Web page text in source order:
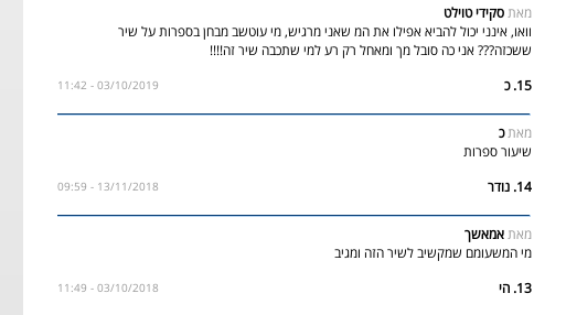
מאתסקידי טוילט
וואו, אינני יכול להביא אפילו את המ שאני מרגיש, מי עוטשב מבחן בספרות על שיר
ששכזה??? אני כה סובל מך ומאחל רק רע למי שתכבה שיר זה!!!!
15. כ
03/10/2019 - 11:42
מאתכ
שיעור ספרות
14. נודר
13/11/2018 - 09:59
מאתאמאשך
מי המשעומם שמקשיב לשיר הזה ומגיב
13. הי
03/10/2018 - 11:49